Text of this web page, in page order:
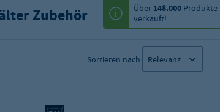
Zubehör Über 148.000Produkte
verkauft!
Sortieren nach